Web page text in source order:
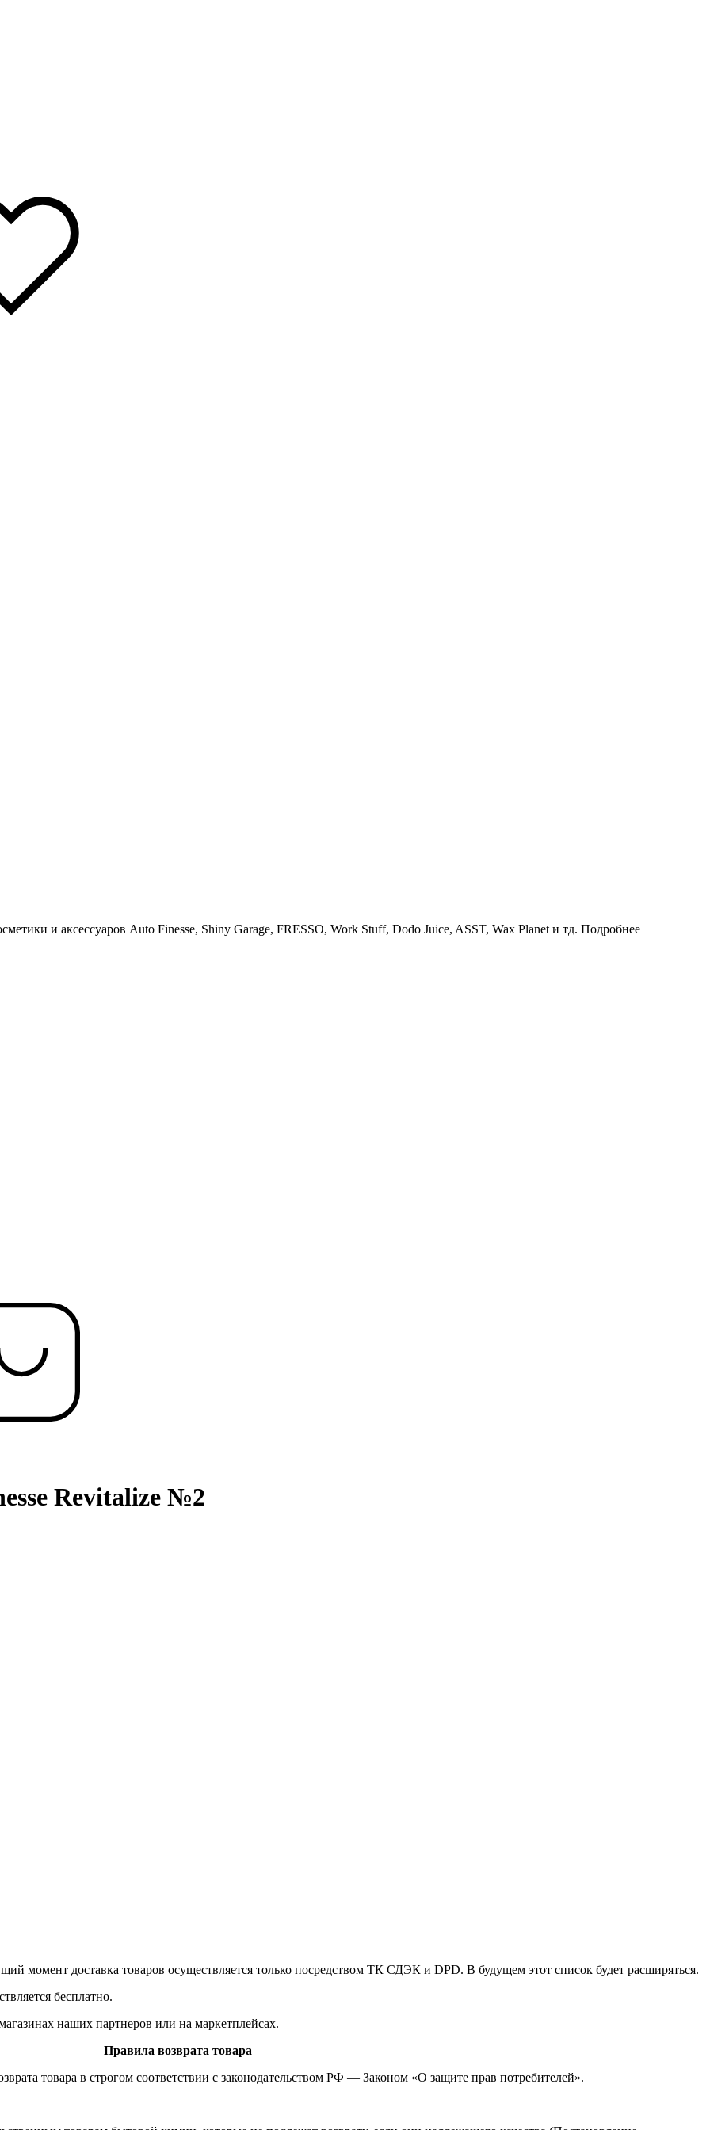
и аксессуаров Auto Finesse, Shiny Garage, FRESSO, Work Stuff, Dodo Juice, ASST, Wax Planet и тд. Подробнее
Revitalize №2
момент доставка товаров осуществляется только посредством ТК СДЭК и DPD. В будущем этот список будет расширяться.
бесплатно.
наших партнеров или на маркетплейсах.
Правила возврата товара
товара в строгом соответствии с законодательством РФ — Законом «О защите прав потребителей».